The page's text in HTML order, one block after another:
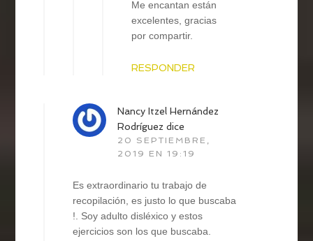
Me encantan están
excelentes, gracias
por compartir.
RESPONDER
Nancy Itzel Hernández
Rodríguez dice
20 SEPTIEMBRE,
2019 EN 19:19
Es extraordinario tu trabajo de
recopilación, es justo lo que buscaba
!. Soy adulto disléxico y estos
ejercicios son los que buscaba.